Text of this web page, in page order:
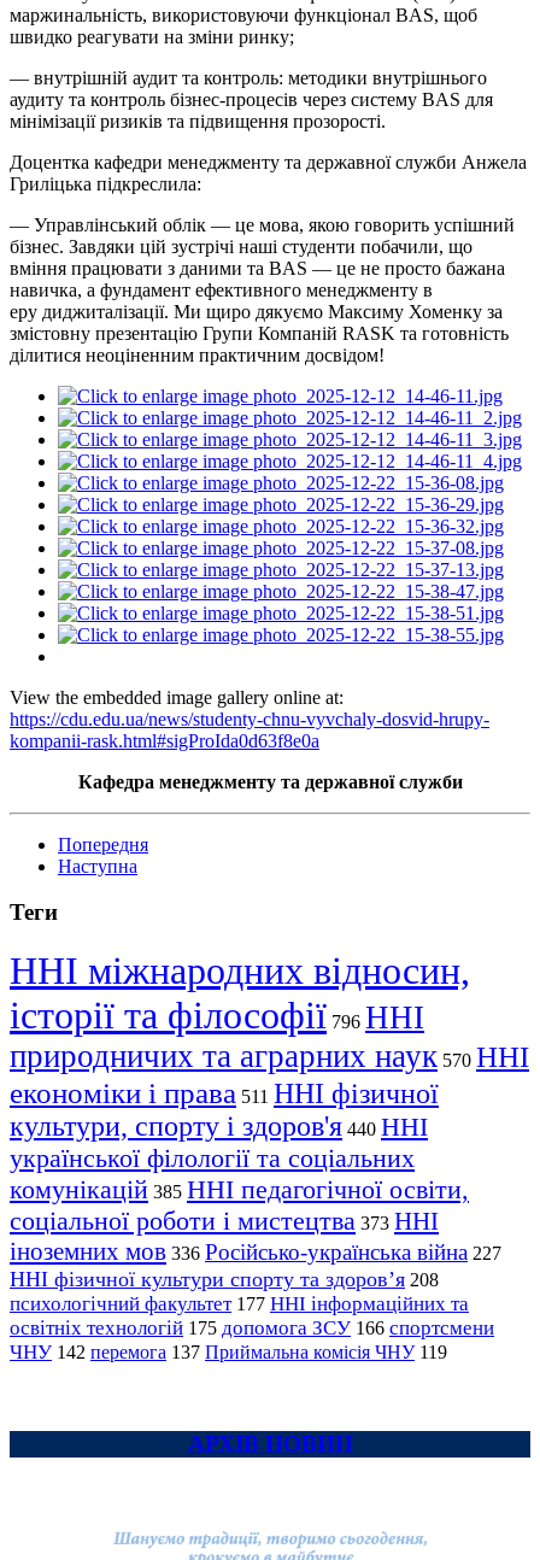
маржинальність, використовуючи функціонал BAS, щоб
швидко реагувати на зміни ринку;
— внутрішній аудит та контроль: методики внутрішнього
аудиту та контроль бізнес-процесів через систему BAS для
мінімізації ризиків та підвищення прозорості.
Доцентка кафедри менеджменту та державної служби Анжела
Гриліцька підкреслила:
— Управлінський облік — це мова, якою говорить успішний
бізнес. Завдяки цій зустрічі наші студенти побачили, що
вміння працювати з даними та BAS — це не просто бажана
навичка, а фундамент ефективного менеджменту в
еру диджиталізації. Ми щиро дякуємо Максиму Хоменку за
змістовну презентацію Групи Компаній RASK та готовність
ділитися неоціненним практичним досвідом!
View the embedded image gallery online at:
https://cdu.edu.ua/news/studenty-chnu-vyvchaly-dosvid-hrupy-
kompanii-rask.html#sigProIda0d63f8e0a
Кафедра менеджменту та державної служби
Попередня
Наступна
Теги
ННІ міжнародних відносин,
історії та філософії 796 ННІ
природничих та аграрних наук 570 ННІ
економіки і права 511 ННІ фізичної
культури, спорту і здоров'я 440 ННІ
української філології та соціальних
комунікацій 385 ННІ педагогічної освіти,
соціальної роботи і мистецтва 373 ННІ
іноземних мов 336 Російсько-українська війна 227
ННІ фізичної культури спорту та здоров’я 208
психологічний факультет 177 ННІ інформаційних та
освітніх технологій 175 допомога ЗСУ 166 спортсмени
ЧНУ 142 перемога 137 Приймальна комісія ЧНУ 119
АРХІВ НОВИН